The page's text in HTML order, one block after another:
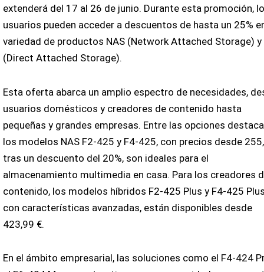
extenderá del 17 al 26 de junio. Durante esta promoción,
usuarios pueden acceder a descuentos de hasta un 25%
variedad de productos NAS (Network Attached Storage) y
(Direct Attached Storage).
Esta oferta abarca un amplio espectro de necesidades,
usuarios domésticos y creadores de contenido hasta
pequeñas y grandes empresas. Entre las opciones
los modelos NAS F2-425 y F4-425, con precios desde
tras un descuento del 20%, son ideales para el
almacenamiento multimedia en casa. Para los creadores
contenido, los modelos híbridos F2-425 Plus y F4-425
con características avanzadas, están disponibles desde
423,99 €.
En el ámbito empresarial, las soluciones como el F4-424